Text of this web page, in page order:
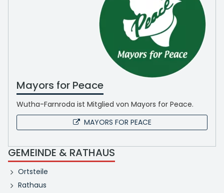
Mayors for Peace
Wutha-Farnroda ist Mitglied von Mayors for Peace.
MAYORS FOR PEACE
GEMEINDE & RATHAUS
Ortsteile
Rathaus